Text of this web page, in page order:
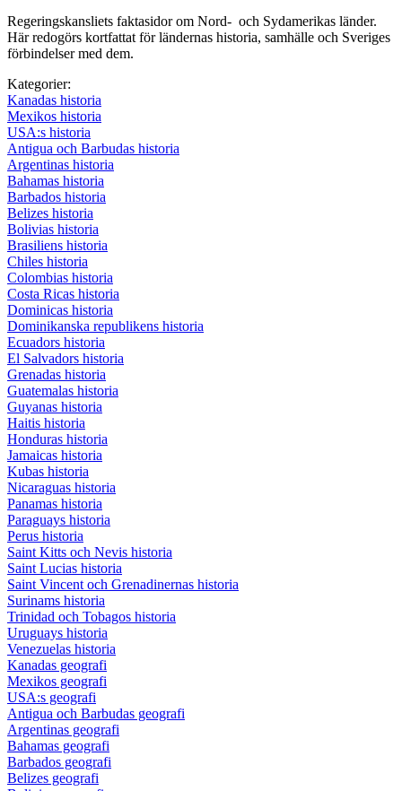
Regeringskansliets faktasidor om Nord- och Sydamerikas länder.
Här redogörs kortfattat för ländernas historia, samhälle och Sveriges
förbindelser med dem.
Kategorier:
Kanadas historia
Mexikos historia
USA:s historia
Antigua och Barbudas historia
Argentinas historia
Bahamas historia
Barbados historia
Belizes historia
Bolivias historia
Brasiliens historia
Chiles historia
Colombias historia
Costa Ricas historia
Dominicas historia
Dominikanska republikens historia
Ecuadors historia
El Salvadors historia
Grenadas historia
Guatemalas historia
Guyanas historia
Haitis historia
Honduras historia
Jamaicas historia
Kubas historia
Nicaraguas historia
Panamas historia
Paraguays historia
Perus historia
Saint Kitts och Nevis historia
Saint Lucias historia
Saint Vincent och Grenadinernas historia
Surinams historia
Trinidad och Tobagos historia
Uruguays historia
Venezuelas historia
Kanadas geografi
Mexikos geografi
USA:s geografi
Antigua och Barbudas geografi
Argentinas geografi
Bahamas geografi
Barbados geografi
Belizes geografi